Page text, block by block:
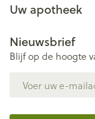
Uw apotheek
Nieuwsbrief
Blijf op de hoogte